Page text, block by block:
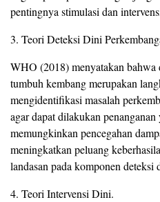
pentingnya stimulasi dan
3. Teori Deteksi Dini
WHO (2018) menyatakan
tumbuh kembang merupakan
mengidentifikasi masalah
agar dapat dilakukan
memungkinkan pencegahan
meningkatkan peluang
landasan pada komponen
4. Teori Intervensi Dini.